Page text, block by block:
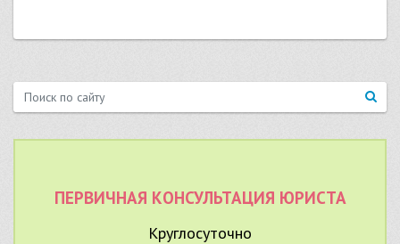
ПЕРВИЧНАЯ КОНСУЛЬТАЦИЯ ЮРИСТА
Круглосуточно